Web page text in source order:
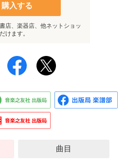
購入する
店、楽器店、他ネットショッ
けます。
曲目